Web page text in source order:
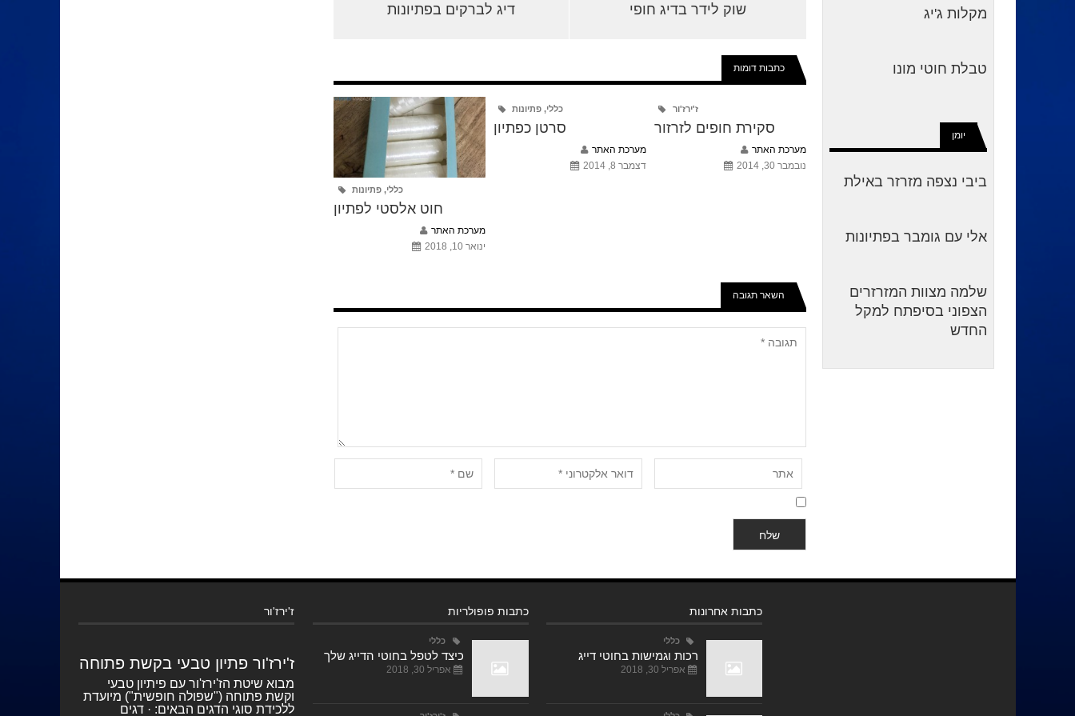
דיג לברקים בפתיונות שוק לידר בדיג חופי
כתבות דומות
כללי, פתיונות
חוט אלסטי לפתיון
מערכת האתר
ינואר 10, 2018
כללי, פתיונות
סרטן כפתיון
מערכת האתר
דצמבר 8, 2014
ז'ירז'ור
סקירת חופים לזרזור
מערכת האתר
נובמבר 30, 2014
השאר תגובה
מקלות ג'יג
טבלת חוטי מונו
יומן
ביבי נצפה מזרזר באילת
אלי עם גומבר בפתיונות
שלמה מצוות המזרזרים
הצפוני בסיפתח למקל
החדש
ז'ירז'ור
ז'ירז'ור פתיון טבעי בקשת פתוחה
מבוא שיטת הז'ירז'ור עם פיתיון טבעי
וקשת פתוחה ("שפולה חופשית") מיועדת
ללכידת סוגי הדגים הבאים: · דגים
כתבות פופולריות
כללי
כיצד לטפל בחוטי הדייג שלך
אפריל 30, 2018
כתבות אחרונות
כללי
רכות וגמישות בחוטי דייג
אפריל 30, 2018